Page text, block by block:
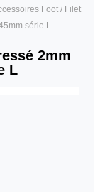
Foot / Filet
série L
2mm
L